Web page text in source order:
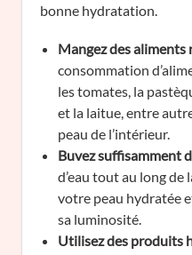
bonne hydratation.
Mangez des aliments
consommation
les tomates, la
et la laitue, entre
peau de l’intérieur.
Buvez suffisamment
d’eau tout au long
votre peau hydratée
sa luminosité.
Utilisez des produits